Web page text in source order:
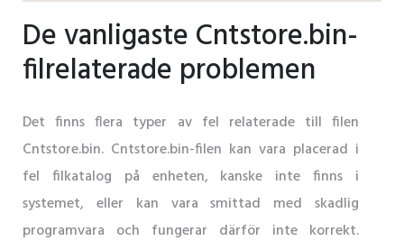
De vanligaste Cntstore.bin-
filrelaterade problemen
Det finns flera typer av fel relaterade till filen
Cntstore.bin. Cntstore.bin-filen kan vara placerad i
fel filkatalog på enheten, kanske inte finns i
systemet, eller kan vara smittad med skadlig
programvara och fungerar därför inte korrekt.